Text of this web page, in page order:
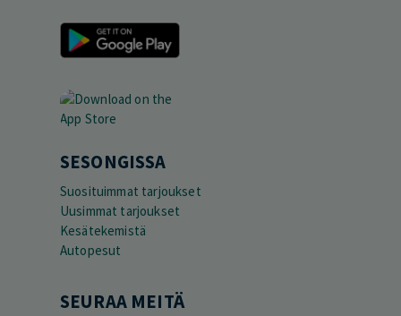
SESONGISSA
Suosituimmat tarjoukset
Uusimmat tarjoukset
Kesätekemistä
Autopesut
SEURAA MEITÄ